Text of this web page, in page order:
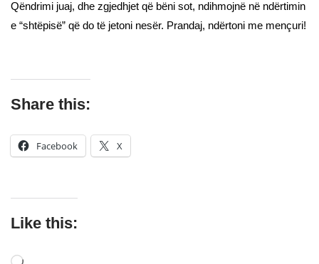
Qëndrimi juaj, dhe zgjedhjet që bëni sot, ndihmojnë në ndërtimin
e “shtëpisë” që do të jetoni nesër. Prandaj, ndërtoni me mençuri!
Share this:
Facebook X
Like this: